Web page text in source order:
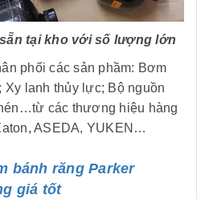
tại kho với số lượng lớn
phối các sản phầm: Bơm
lanh thủy lực; Bộ nguồn
các thương hiệu hàng
ASEDA, YUKEN…
bánh răng Parker
giá tốt